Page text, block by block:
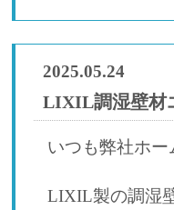
2025.05.24
LIXIL調湿壁材
いつも弊社ホ
LIXIL製の調湿